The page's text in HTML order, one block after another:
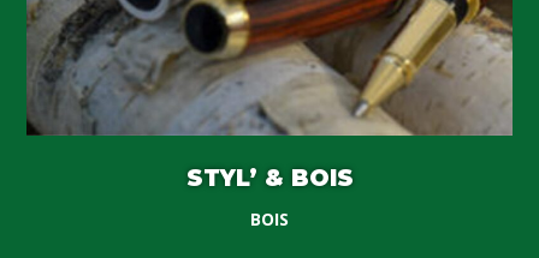
STYL’ & BOIS
BOIS